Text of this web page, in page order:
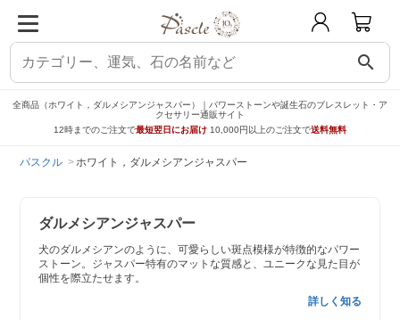
search
全商品（ホワイト，ダルメシアンジャスパー）｜パワーストーンや誕生石のブレスレット・ア
クセサリー通販サイト
12時までのご注文で最短翌日にお届け 10,000円以上のご注文で送料無料
パスクル ホワイト，ダルメシアンジャスパー
ダルメシアンジャスパー
犬のダルメシアンのように、可愛らしい斑点模様が特徴的なパワー
ストーン。ジャスパー特有のマットな質感と、ユニークな見た目が
個性を際立たせます。
詳しく知る